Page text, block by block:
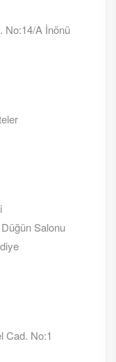
No:14/A İnönü
Salonu
Cad. No:1